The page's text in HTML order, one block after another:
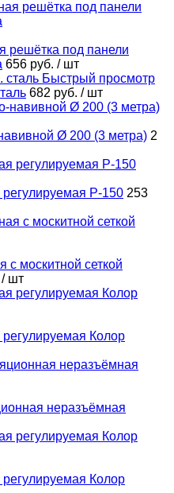
решётка под панели
656 руб. / шт
Быстрый просмотр
682 руб. / шт
Ø 200 (3 метра) 2
Р-150 253
с москитной сеткой
/ шт
Колор
неразъёмная
Колор